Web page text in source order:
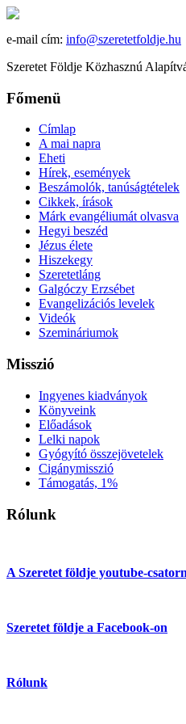
e-mail cím: info@szeretetfoldje.hu
Szeretet Földje Közhasznú
Főmenü
Címlap
A mai napra
Eheti
Hírek, események
Beszámolók, tanúságtételek
Cikkek, írások
Márk evangéliumát olvasva
Hegyi beszéd
Jézus élete
Hiszekegy
Szeretetláng
Galgóczy Erzsébet
Evangelizációs levelek
Videók
Szemináriumok
Misszió
Ingyenes kiadványok
Könyveink
Előadások
Lelki napok
Gyógyító összejövetelek
Cigánymisszió
Támogatás, 1%
Rólunk
A Szeretet földje youtube-
Szeretet földje a Facebook-on
Rólunk